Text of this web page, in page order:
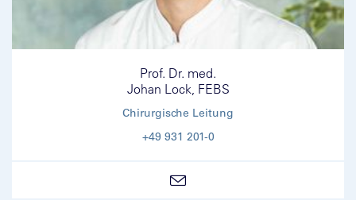
Prof. Dr. med.
Johan Lock, FEBS
Chirurgische Leitung
+49 931 201-0